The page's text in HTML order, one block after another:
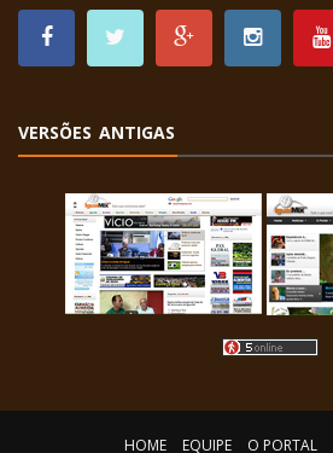
VERSÕES ANTIGAS
HOME EQUIPE O PORTAL